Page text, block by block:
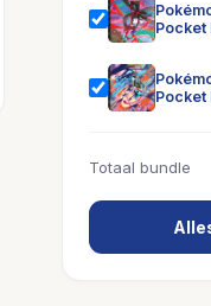
Pocket
Pocket
Totaal bundle